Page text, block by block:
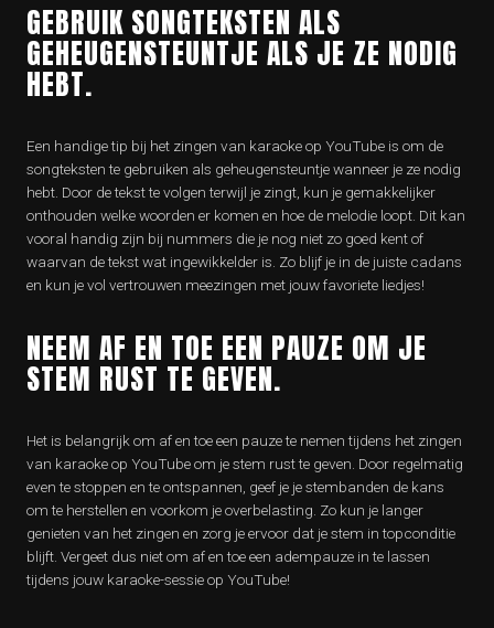
GEBRUIK SONGTEKSTEN ALS
GEHEUGENSTEUNTJE ALS JE ZE NODIG
HEBT.
Een handige tip bij het zingen van karaoke op YouTube is om de
songteksten te gebruiken als geheugensteuntje wanneer je ze nodig
hebt. Door de tekst te volgen terwijl je zingt, kun je gemakkelijker
onthouden welke woorden er komen en hoe de melodie loopt. Dit kan
vooral handig zijn bij nummers die je nog niet zo goed kent of
waarvan de tekst wat ingewikkelder is. Zo blijf je in de juiste cadans
en kun je vol vertrouwen meezingen met jouw favoriete liedjes!
NEEM AF EN TOE EEN PAUZE OM JE
STEM RUST TE GEVEN.
Het is belangrijk om af en toe een pauze te nemen tijdens het zingen
van karaoke op YouTube om je stem rust te geven. Door regelmatig
even te stoppen en te ontspannen, geef je je stembanden de kans
om te herstellen en voorkom je overbelasting. Zo kun je langer
genieten van het zingen en zorg je ervoor dat je stem in topconditie
blijft. Vergeet dus niet om af en toe een adempauze in te lassen
tijdens jouw karaoke-sessie op YouTube!